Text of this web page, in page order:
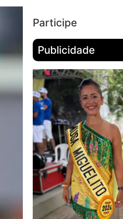
Participe
Publicidade